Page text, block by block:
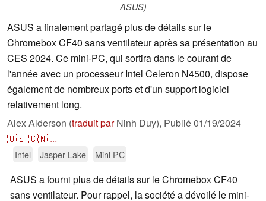
ASUS)
ASUS a finalement partagé plus de détails sur le
Chromebox CF40 sans ventilateur après sa présentation au
CES 2024. Ce mini-PC, qui sortira dans le courant de
l'année avec un processeur Intel Celeron N4500, dispose
également de nombreux ports et d'un support logiciel
relativement long.
Alex Alderson (traduit parNinh Duy), Publié01/19/2024
🇺🇸🇨🇳 ...
Intel Jasper Lake Mini PC
ASUS a fourni plus de détails sur le Chromebox CF40
sans ventilateur. Pour rappel, la société a dévoilé le mini-